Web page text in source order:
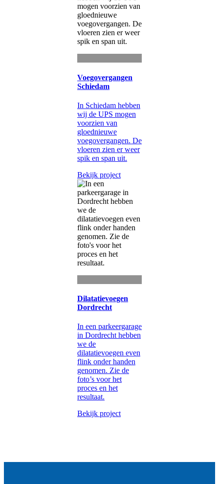
Voegovergangen
Schiedam
In Schiedam hebben
wij de UPS mogen
voorzien van
gloednieuwe
voegovergangen. De
vloeren zien er weer
spik en span uit.
Bekijk project
Dilatatievoegen
Dordrecht
In een parkeergarage
in Dordrecht hebben
we de
dilatatievoegen even
flink onder handen
genomen. Zie de
foto’s voor het
proces en het
resultaat.
Bekijk project